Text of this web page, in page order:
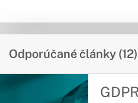
Odporúčané články (12)